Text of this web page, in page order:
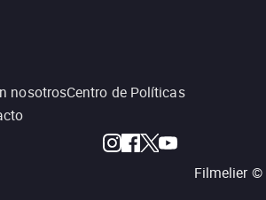
nosotrosCentro de Políticas
Filmelier ©